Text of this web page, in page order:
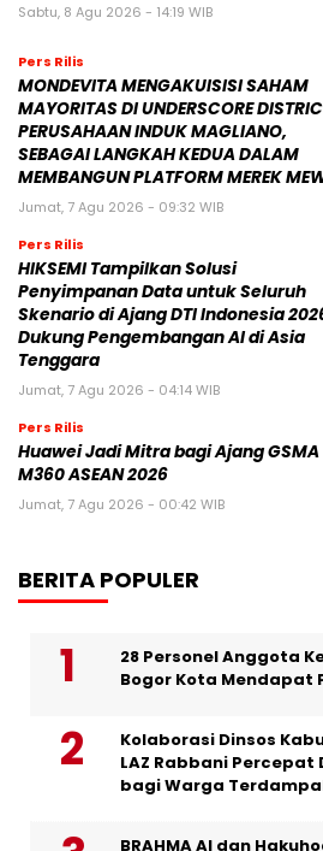
Sabtu, 8 Agu 2026 - 14:19 WIB
Pers Rilis
MONDEVITA MENGAKUISISI SAHAM
MAYORITAS DI UNDERSCORE
PERUSAHAAN INDUK MAGLIANO,
SEBAGAI LANGKAH KEDUA DALAM
MEMBANGUN PLATFORM MEREK
Jumat, 7 Agu 2026 - 09:32 WIB
Pers Rilis
HIKSEMI Tampilkan Solusi
Penyimpanan Data untuk Seluruh
Skenario di Ajang DTI Indonesia
Dukung Pengembangan AI di Asia
Tenggara
Jumat, 7 Agu 2026 - 04:14 WIB
Pers Rilis
Huawei Jadi Mitra bagi Ajang GSMA
M360 ASEAN 2026
Jumat, 7 Agu 2026 - 00:42 WIB
BERITA POPULER
28 Personel Anggota
Bogor Kota Mendapat
Kolaborasi Dinsos
LAZ Rabbani Percepat
bagi Warga
BRAHMA AI dan